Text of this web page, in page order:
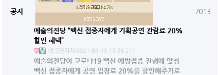
공지
예술의전당 “백신 접종자에게 기획공연 관람료 20%
할인 혜택”
(최고관리자/2021-06-16 15:36:21)
예술의전당이 코로나19 백신 예방접종 진행에 맞춰
백신 접종자에게 공연 입장료 20%를 할인해주기로
7013